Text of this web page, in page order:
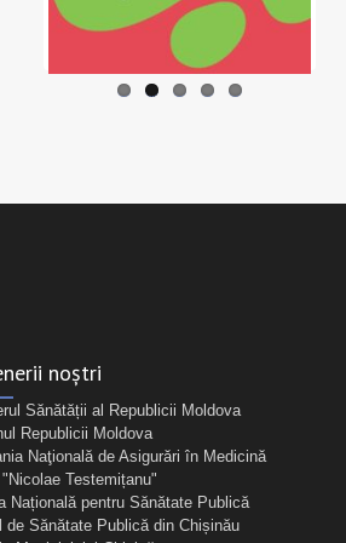
noștri
Sănătății al Republicii Moldova
Republicii Moldova
Naţională de Asigurări în Medicină
Testemițanu"
Națională pentru Sănătate Publică
de Sănătate Publică din Chișinău